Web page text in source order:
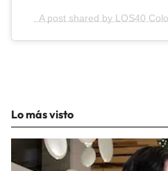
A post shared by LOS40
Lo más visto